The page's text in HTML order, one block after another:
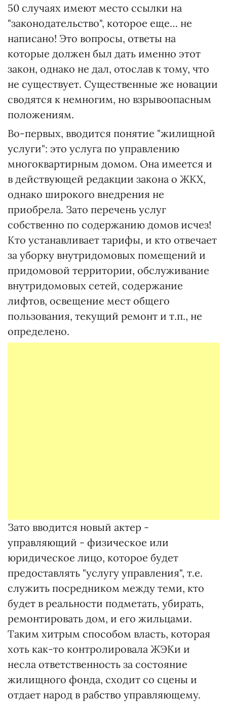
50 случаях имеют место ссылки на
"законодательство", которое еще… не
написано! Это вопросы, ответы на
которые должен был дать именно этот
закон, однако не дал, отослав к тому, что
не существует. Существенные же новации
сводятся к немногим, но взрывоопасным
положениям.
Во-первых, вводится понятие "жилищной
услуги": это услуга по управлению
многоквартирным домом. Она имеется и
в действующей редакции закона о ЖКХ,
однако широкого внедрения не
приобрела. Зато перечень услуг
собственно по содержанию домов исчез!
Кто устанавливает тарифы, и кто отвечает
за уборку внутридомовых помещений и
придомовой территории, обслуживание
внутридомовых сетей, содержание
лифтов, освещение мест общего
пользования, текущий ремонт и т.п., не
определено.
Зато вводится новый актер -
управляющий - физическое или
юридическое лицо, которое будет
предоставлять "услугу управления", т.е.
служить посредником между теми, кто
будет в реальности подметать, убирать,
ремонтировать дом, и его жильцами.
Таким хитрым способом власть, которая
хоть как-то контролировала ЖЭКи и
несла ответственность за состояние
жилищного фонда, сходит со сцены и
отдает народ в рабство управляющему.